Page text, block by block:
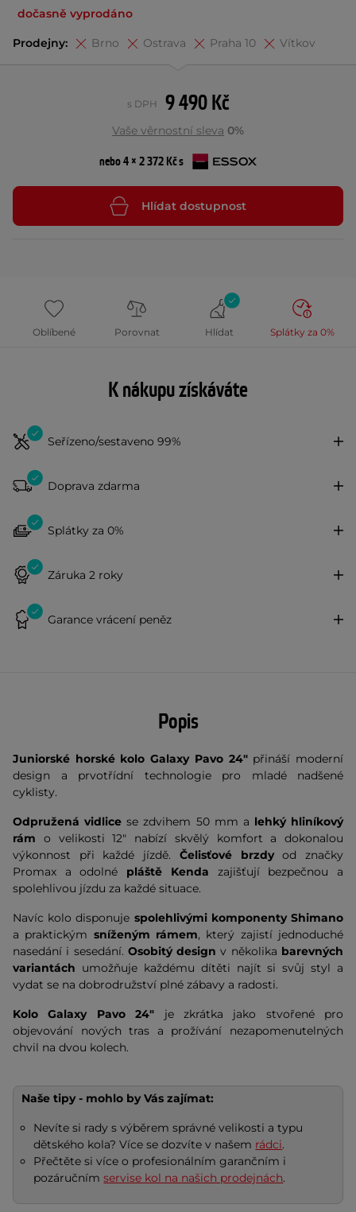
dočasně vyprodáno
Prodejny: Brno Ostrava Praha 10 Vítkov
9 490 Kč
s DPH
Vaše věrnostní sleva 0%
nebo 4 × 2 372 Kč s
Hlídat dostupnost
Oblíbené Porovnat Hlídat Splátky za 0%
K nákupu získáváte
Seřízeno/sestaveno 99%
Doprava zdarma
Splátky za 0%
Záruka 2 roky
Garance vrácení peněz
Popis
Juniorské horské kolo Galaxy Pavo 24" přináší moderní
design a prvotřídní technologie pro mladé nadšené
cyklisty.
Odpružená vidlicese zdvihem 50 mm a lehký hliníkový
rám o velikosti 12" nabízí skvělý komfort a dokonalou
výkonnost při každé jízdě. Čelisťové brzdyod značky
Promax a odolné pláště Kenda zajišťují bezpečnou a
spolehlivou jízdu za každé situace.
Navíc kolo disponuje spolehlivými komponenty Shimano
a praktickým sníženým rámem, který zajistí jednoduché
nasedání i sesedání. Osobitý design v několika barevných
variantách umožňuje každému dítěti najít si svůj styl a
vydat se na dobrodružství plné zábavy a radosti.
Kolo Galaxy Pavo 24" je zkrátka jako stvořené pro
objevování nových tras a prožívání nezapomenutelných
chvil na dvou kolech.
Naše tipy - mohlo by Vás zajímat:
Nevíte si rady s výběrem správné velikosti a typu
dětského kola? Více se dozvíte v našem rádci.
Přečtěte si více o profesionálním garančním i
pozáručnímservise kol na našich prodejnách.